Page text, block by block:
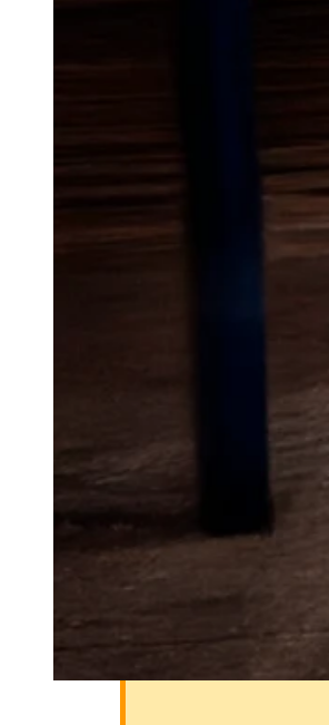
Møl kan være
til at udvikle sig
bliver ofte først
indenfor eller
materialer, der
vigtigt at
I en by som
vilkår i
huse, hvor
bygninger
hække, buskads
omkring
flere steder
Rønde gennem
formularen, så